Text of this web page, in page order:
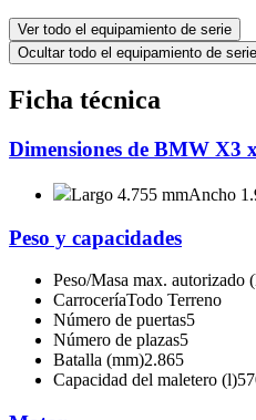
Ver todo el equipamiento de serie
Ocultar todo el equipamiento de serie
Ficha técnica
Dimensiones de BMW X3
Largo 4.755 mmAncho
Peso y capacidades
Peso/Masa max. autorizado
CarroceríaTodo Terreno
Número de puertas5
Número de plazas5
Batalla (mm)2.865
Capacidad del maletero (l)